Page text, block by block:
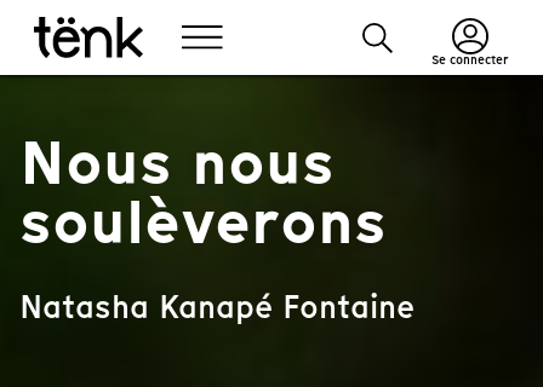
Se connecter
Nous nous
soulèverons
Natasha Kanapé Fontaine